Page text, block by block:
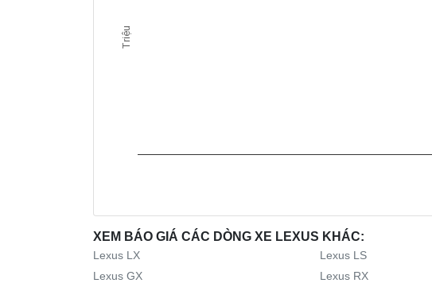
Triệu
XEM BÁO GIÁ CÁC DÒNG XE LEXUS KHÁC:
Lexus LX Lexus LS
Lexus GX
Lexus RX